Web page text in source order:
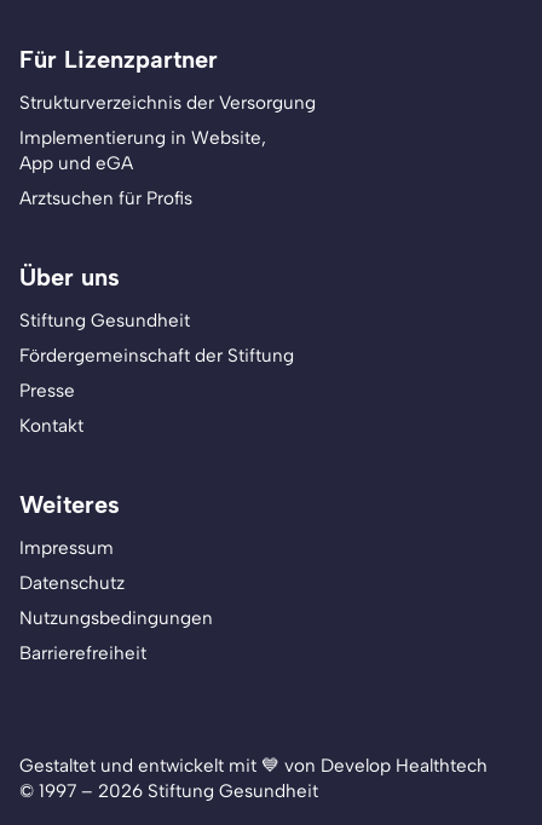
Für Lizenzpartner
Strukturverzeichnis der Versorgung
Implementierung in Website,
App und eGA
Arztsuchen für Profis
Über uns
Stiftung Gesundheit
Fördergemeinschaft der Stiftung
Presse
Kontakt
Weiteres
Impressum
Datenschutz
Nutzungsbedingungen
Barrierefreiheit
Gestaltet und entwickelt mit 💙 von Develop Healthtech
© 1997 – 2026 Stiftung Gesundheit